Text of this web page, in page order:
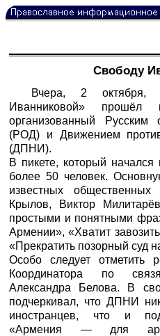
Свободу
Вчера, 2 октября,
Иванниковой» прошёл
организованный
(РОД) и Движением
(ДПНИ).
В пикете, который
более 50 человек.
известных общественных
Крылов, Виктор
простыми и понятными
Армении», «Хватит
«Прекратить позорный суд
Особо следует
Координатора по
Александра Белова. В
подчеркивал, что ДПНИ
иностранцев, что и
«Армения — для